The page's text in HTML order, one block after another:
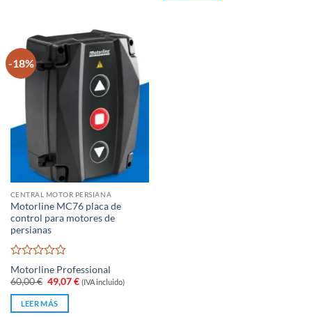
-18%
CENTRAL MOTOR PERSIANA
Motorline MC76 placa de
control para motores de
persianas
Valorado
con
0
5
Motorline Professional
60,00€ El
precio
original
era:
49,07€El
precio
(IVA incluido)
LEER MÁS